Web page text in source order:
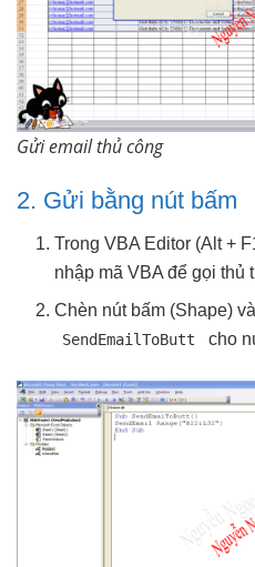
Gửi email thủ công
2. Gửi bằng nút bấm
Trong VBA Editor (Alt +
nhập mã VBA để gọi thủ
Chèn nút bấm (Shape)
SendEmailToButt cho